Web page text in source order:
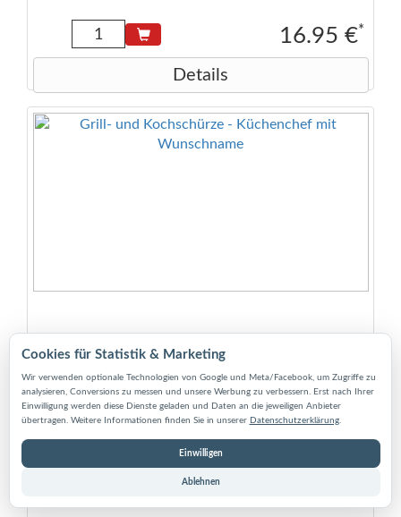
16.95 €*
Details
Wunschname
Grill- und Kochschürze mit Aufdruck Küchenchef mit
Wunschname, Abmessungen: ca. 70 x 95 cm, Material:
stabilem Nackenband zum Umhängen
Cookies für Statistik & Marketing
Wir verwenden optionale Technologien von Google und Meta/Facebook, um Zugriffe zu
analysieren, Conversions zu messen und unsere Werbung zu verbessern. Erst nach Ihrer
Einwilligung werden diese Dienste geladen und Daten an die jeweiligen Anbieter
übertragen. Weitere Informationen finden Sie in unserer Datenschutzerklärung.
Einwilligen
Ablehnen